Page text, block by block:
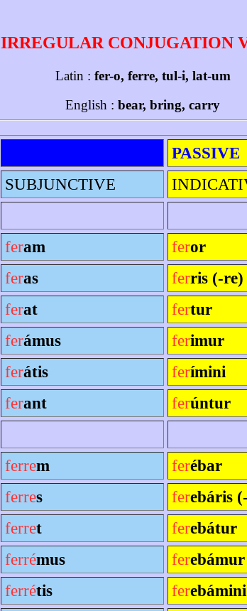
IRREGULAR CONJUGATION
Latin : fer-o, ferre, tul-i, lat-um
English : bear, bring, carry
PASSIVE
SUBJUNCTIVE
feram feror
feras ferris (-re)
ferat fertur
ferámus ferimur
ferátis ferímini
ferant ferúntur
ferrem ferébar
ferres ferebáris
ferret ferebátur
ferrémus ferebámur
ferrétis ferebámini